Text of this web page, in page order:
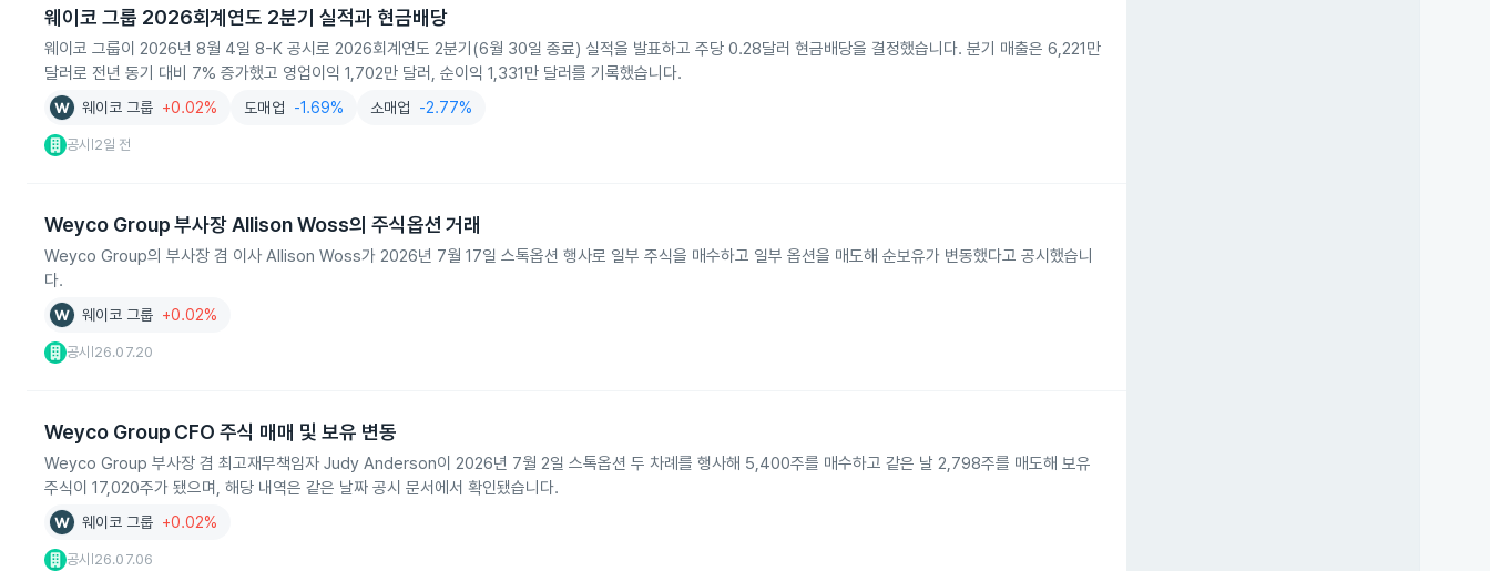
웨이코 그룹 2026회계연도 2분기 실적과 현금배당
웨이코 그룹이 2026년 8월 4일 8-K 공시로 2026회계연도 2분기(6월 30일 종료) 실적을 발표하고 주당 0.28달러 현금배당을 결정했습니다. 분기 매출은 6,221만
달러로 전년 동기 대비 7% 증가했고 영업이익 1,702만 달러, 순이익 1,331만 달러를 기록했습니다.
웨이코 그룹 +0.02% 도매업 -1.69% 소매업 -2.77%
공시 2일 전
Weyco Group 부사장 Allison Woss의 주식옵션 거래
Weyco Group의 부사장 겸 이사 Allison Woss가 2026년 7월 17일 스톡옵션 행사로 일부 주식을 매수하고 일부 옵션을 매도해 순보유가 변동했다고 공시했습니
다.
웨이코 그룹 +0.02%
공시 26.07.20
Weyco Group CFO 주식 매매 및 보유 변동
Weyco Group 부사장 겸 최고재무책임자 Judy Anderson이 2026년 7월 2일 스톡옵션 두 차례를 행사해 5,400주를 매수하고 같은 날 2,798주를 매도해 보유
주식이 17,020주가 됐으며, 해당 내역은 같은 날짜 공시 문서에서 확인됐습니다.
웨이코 그룹 +0.02%
공시 26.07.06